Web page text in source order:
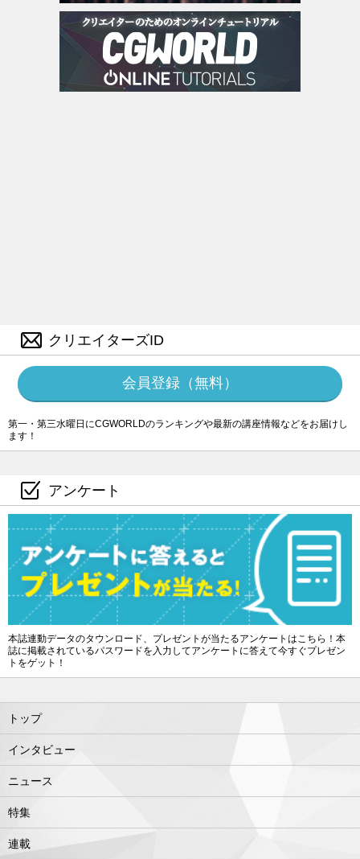
クリエイターズID
会員登録（無料）
第一・第三水曜日にCGWORLDのランキングや最新の講座情報などをお届けし
ます！
アンケート
本誌連動データのタウンロード、プレゼントが当たるアンケートはこちら！本
誌に掲載されているパスワードを入力してアンケートに答えて今すぐプレゼン
トをゲット！
トップ
インタビュー
ニュース
特集
連載